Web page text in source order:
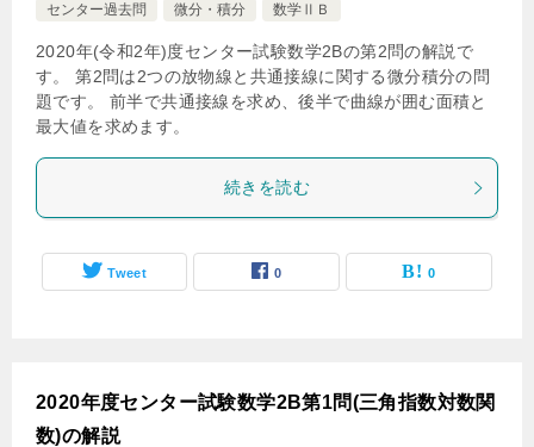
センター過去問 微分・積分 数学ⅡＢ
2020年(令和2年)度センター試験数学2Bの第2問の解説で
す。 第2問は2つの放物線と共通接線に関する微分積分の問
題です。 前半で共通接線を求め、後半で曲線が囲む面積と
最大値を求めます。
続きを読む
Tweet 0 0
2020年度センター試験数学2B第1問(三角指数対数関
数)の解説